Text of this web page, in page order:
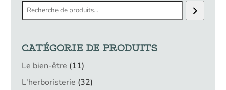
Recherche
CATÉGORIE DE PRODUITS
Le bien-être 1111
produits
L'herboristerie 3232